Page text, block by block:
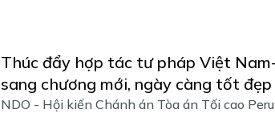
Thúc đẩy hợp tác tư pháp Việt
sang chương mới, ngày càng tốt đẹp
NDO - Hội kiến Chánh án Tòa án Tối cao